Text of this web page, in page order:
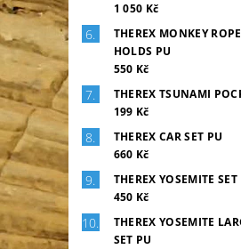
1 050 Kč
THEREX MONKEY
HOLDS PU
550 Kč
THEREX TSUNAMI
199 Kč
THEREX CAR SET PU
660 Kč
THEREX YOSEMITE SET
450 Kč
THEREX YOSEMITE
SET PU